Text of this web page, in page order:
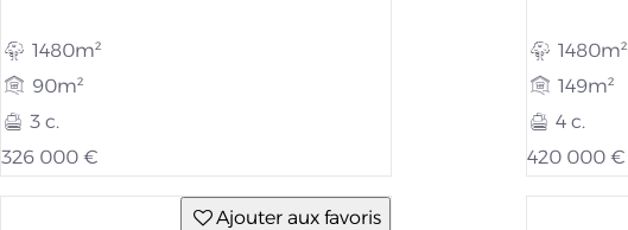
1480m²
90m²
3 c.
326 000 €
1480m²
149m²
4 c.
420 000 €
Ajouter aux favoris